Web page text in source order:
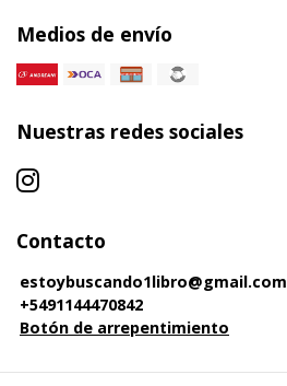
Medios de envío
Nuestras redes sociales
Contacto
estoybuscando1libro@gmail.com
+5491144470842
Botón de arrepentimiento